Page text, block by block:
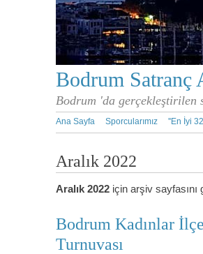
Bodrum Satranç
Bodrum 'da
Ana Sayfa Sporcularımız ''En İyi
Aralık 2022
Aralık 2022 için arşiv
Bodrum Kadınlar
Turnuvası